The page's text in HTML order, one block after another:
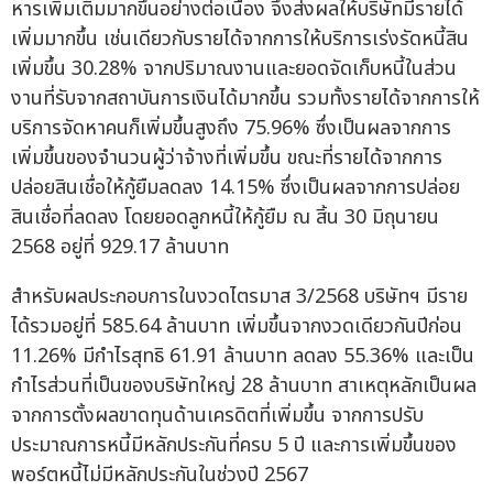
หารเพิ่มเติมมากขึ้นอย่างต่อเนื่อง จึงส่งผลให้บริษัทมีรายได้
เพิ่มมากขึ้น เช่นเดียวกับรายได้จากการให้บริการเร่งรัดหนี้สิน
เพิ่มขึ้น 30.28% จากปริมาณงานและยอดจัดเก็บหนี้ในส่วน
งานที่รับจากสถาบันการเงินได้มากขึ้น รวมทั้งรายได้จากการให้
บริการจัดหาคนก็เพิ่มขึ้นสูงถึง 75.96% ซึ่งเป็นผลจากการ
เพิ่มขึ้นของจำนวนผู้ว่าจ้างที่เพิ่มขึ้น ขณะที่รายได้จากการ
ปล่อยสินเชื่อให้กู้ยืมลดลง 14.15% ซึ่งเป็นผลจากการปล่อย
สินเชื่อที่ลดลง โดยยอดลูกหนี้ให้กู้ยืม ณ สิ้น 30 มิถุนายน
2568 อยู่ที่ 929.17 ล้านบาท
สำหรับผลประกอบการในงวดไตรมาส 3/2568 บริษัทฯ มีราย
ได้รวมอยู่ที่ 585.64 ล้านบาท เพิ่มขึ้นจากงวดเดียวกันปีก่อน
11.26% มีกำไรสุทธิ 61.91 ล้านบาท ลดลง 55.36% และเป็น
กำไรส่วนที่เป็นของบริษัทใหญ่ 28 ล้านบาท สาเหตุหลักเป็นผล
จากการตั้งผลขาดทุนด้านเครดิตที่เพิ่มขึ้น จากการปรับ
ประมาณการหนี้มีหลักประกันที่ครบ 5 ปี และการเพิ่มขึ้นของ
พอร์ตหนี้ไม่มีหลักประกันในช่วงปี 2567